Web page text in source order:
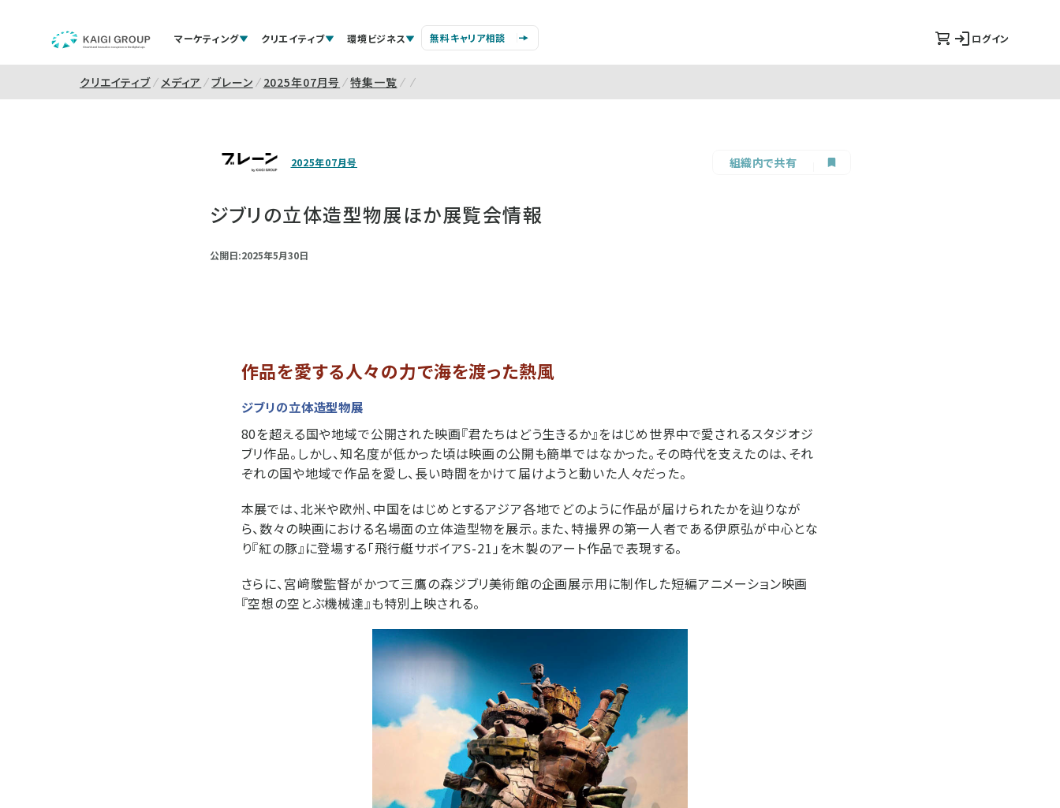
マーケティング クリエイティブ 環境ビジネス 無料キャリア相談 ログイン
クリエイティブ メディア ブレーン 2025年07月号 特集一覧
2025年07月号 組織内で共有
ジブリの立体造型物展ほか展覧会情報
公開日:2025年5月30日
作品を愛する人々の力で海を渡った熱風
ジブリの立体造型物展
80を超える国や地域で公開された映画『君たちはどう生きるか』をはじめ世界中で愛されるスタジオジ
ブリ作品。しかし、知名度が低かった頃は映画の公開も簡単ではなかった。その時代を支えたのは、それ
ぞれの国や地域で作品を愛し、長い時間をかけて届けようと動いた人々だった。
本展では、北米や欧州、中国をはじめとするアジア各地でどのように作品が届けられたかを辿りなが
ら、数々の映画における名場面の立体造型物を展示。また、特撮界の第一人者である伊原弘が中心とな
り『紅の豚』に登場する「飛行艇サボイアS-21」を木製のアート作品で表現する。
さらに、宮﨑駿監督がかつて三鷹の森ジブリ美術館の企画展示用に制作した短編アニメーション映画
『空想の空とぶ機械達』も特別上映される。